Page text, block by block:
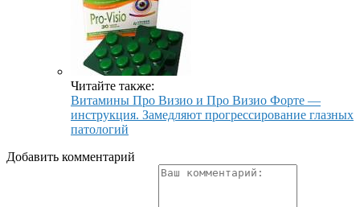
Читайте также:
Витамины Про Визио и Про Визио Форте —
инструкция. Замедляют прогрессирование глазных
патологий
Добавить комментарий